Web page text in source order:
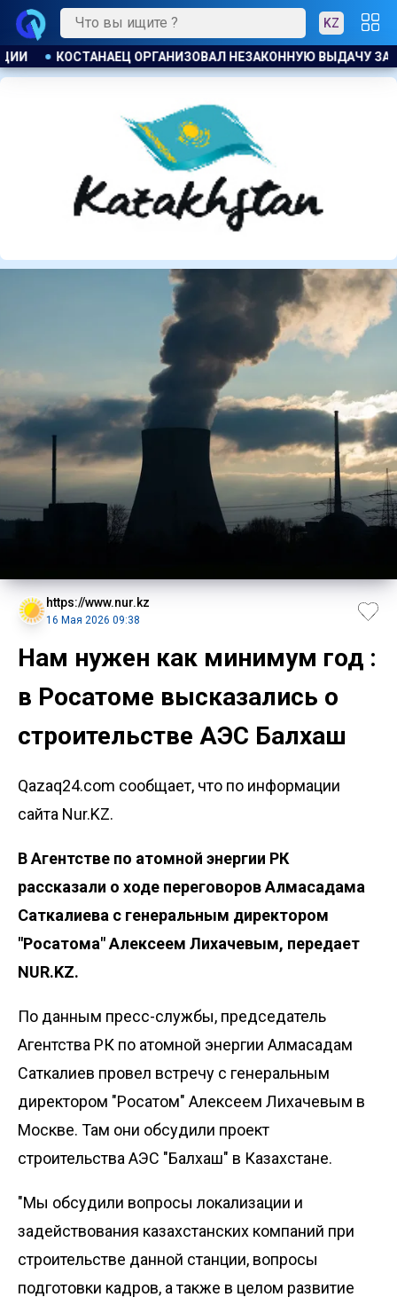
KZ
ЗАЙМОВ ПОД 120 % ГОДОВЫХ К ЧЕМУ ПРИДЁТ СУД?
https://www.nur.kz
16 Мая 2026 09:38
Нам нужен как минимум год :
в Росатоме высказались о
строительстве АЭС Балхаш
Qazaq24.com сообщает, что по информации
сайта Nur.KZ.
В Агентстве по атомной энергии РК
рассказали о ходе переговоров Алмасадама
Саткалиева с генеральным директором
"Росатома" Алексеем Лихачевым, передает
NUR.KZ.
По данным пресс-службы, председатель
Агентства РК по атомной энергии Алмасадам
Саткалиев провел встречу с генеральным
директором "Росатом" Алексеем Лихачевым в
Москве. Там они обсудили проект
строительства АЭС "Балхаш" в Казахстане.
"Мы обсудили вопросы локализации и
задействования казахстанских компаний при
строительстве данной станции, вопросы
подготовки кадров, а также в целом развитие